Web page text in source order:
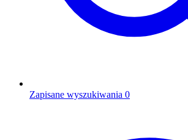
Zapisane wyszukiwania 0